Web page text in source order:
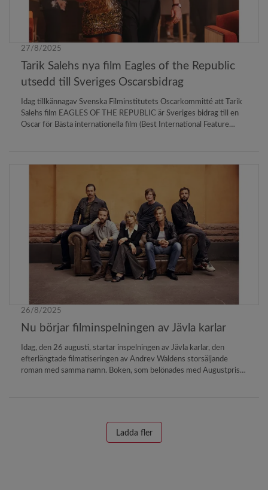
27/8/2025
Tarik Salehs nya film Eagles of the Republic
utsedd till Sveriges Oscarsbidrag
Idag tillkännagav Svenska Filminstitutets Oscarkommitté att Tarik
Salehs film EAGLES OF THE REPUBLIC är Sveriges bidrag till en
Oscar för Bästa internationella film (Best International Feature
26/8/2025
Nu börjar filminspelningen av Jävla karlar
Idag, den 26 augusti, startar inspelningen av Jävla karlar, den
efterlängtade filmatiseringen av Andrev Waldens storsäljande
roman med samma namn. Boken, som belönades med Augustpriset
Ladda fler